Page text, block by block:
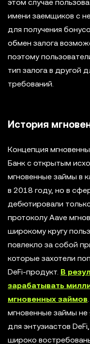
этом случае
имени заемщиков с
для получения
обмен залога
поэтому
тип залога в другой
требований.
История
Концепция
Банк с открытым
мгновенные займы в
в 2018 году, но в
дебютировали
протоколу Aave
широкому кругу
повлекло за собой
которые захотели
DeFi-продукт. В
зарабатывать
мгновенных займов
мгновенные займы
для энтузиастов
широко